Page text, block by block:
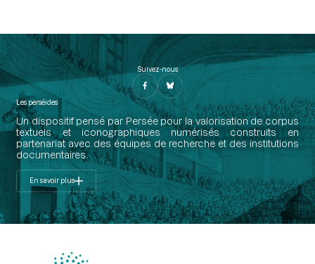
Suivez-nous
Les perséides
Un dispositif pensé par Persée pour la valorisation de corpus
textuels et iconographiques numérisés construits en
partenariat avec des équipes de recherche et des institutions
documentaires.
En savoir plus